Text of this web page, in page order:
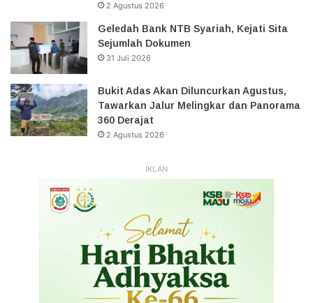
2 Agustus 2026
Geledah Bank NTB Syariah, Kejati Sita
Sejumlah Dokumen
31 Juli 2026
Bukit Adas Akan Diluncurkan Agustus,
Tawarkan Jalur Melingkar dan Panorama
360 Derajat
2 Agustus 2026
IKLAN